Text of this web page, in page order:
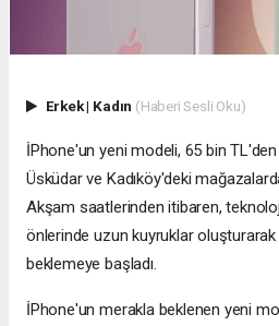
Erkek| Kadın (Haberi Sesli Oku)
İPhone'un yeni modeli, 65 bin
Üsküdar ve Kadıköy'deki
Akşam saatlerinden itibaren,
önlerinde uzun kuyruklar
beklemeye başladı.
İPhone'un merakla beklenen yeni